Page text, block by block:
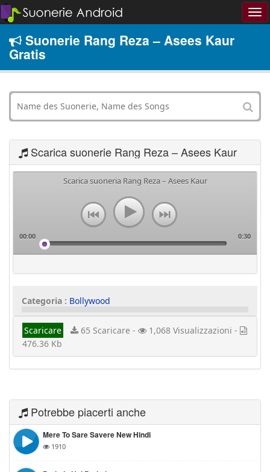
Suonerie Rang Reza – Asees Kaur
Gratis
Scarica suonerie Rang Reza – Asees Kaur
Scarica suoneria Rang Reza – Asees Kaur
00:00 0:30
Categoria : Bollywood
Scaricare 65 Scaricare -
1,068 Visualizzazioni -
476.36 Kb
Potrebbe piacerti anche
Mere To Sare Savere New Hindi
1910